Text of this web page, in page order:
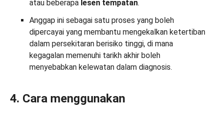
atau beberapa lesen tempatan.
Anggap ini sebagai satu proses yang boleh
dipercayai yang membantu mengekalkan ketertiban
dalam persekitaran berisiko tinggi, di mana
kegagalan memenuhi tarikh akhir boleh
menyebabkan kelewatan dalam diagnosis.
4. Cara menggunakan